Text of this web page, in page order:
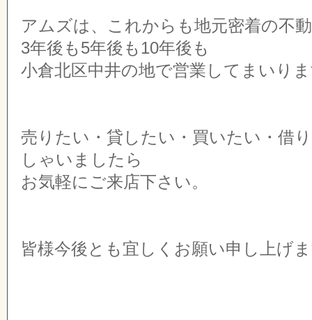
アムズは、これからも地元密着の不
3年後も5年後も10年後も
小倉北区中井の地で営業してまいり
売りたい・貸したい・買いたい・借
しゃいましたら
お気軽にご来店下さい。
皆様今後とも宜しくお願い申し上げ